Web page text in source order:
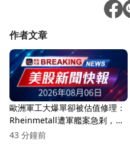
作者文章
歐洲軍工大爆單卻被估值修理：
Rheinmetall遭軍艦案急剎，防
務股進入「交貨考驗期」
43 分鐘前